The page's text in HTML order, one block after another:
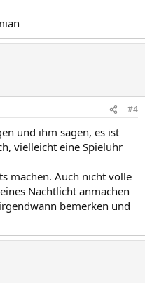
#4
und ihm sagen, es ist
vielleicht eine Spieluhr
machen. Auch nicht volle
Nachtlicht anmachen
bemerken und